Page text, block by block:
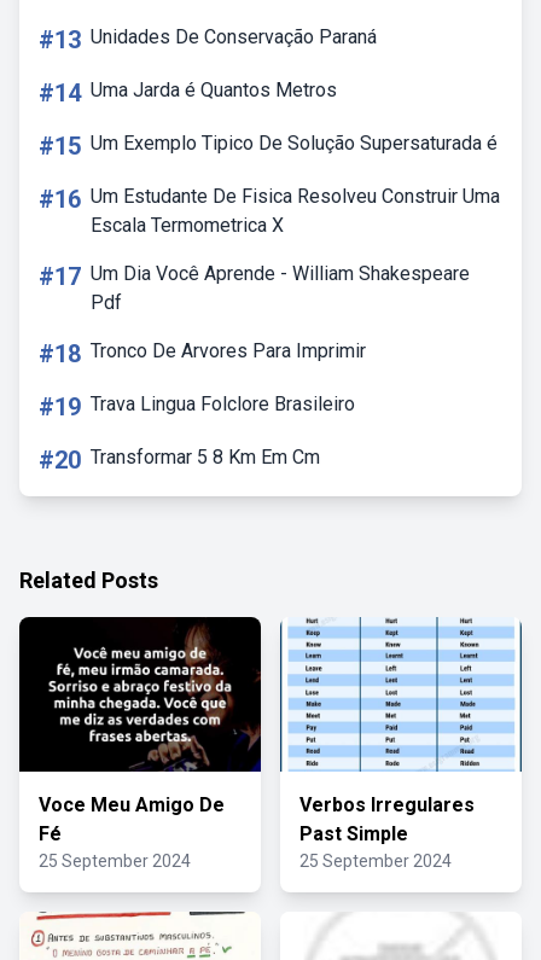
#13 Unidades De Conservação Paraná
#14 Uma Jarda é Quantos Metros
#15 Um Exemplo Tipico De Solução Supersaturada é
#16 Um Estudante De Fisica Resolveu Construir Uma
Escala Termometrica X
#17 Um Dia Você Aprende - William Shakespeare
Pdf
#18 Tronco De Arvores Para Imprimir
#19 Trava Lingua Folclore Brasileiro
#20 Transformar 5 8 Km Em Cm
Related Posts
Voce Meu Amigo De
Fé
25 September 2024
Verbos Irregulares
Past Simple
25 September 2024